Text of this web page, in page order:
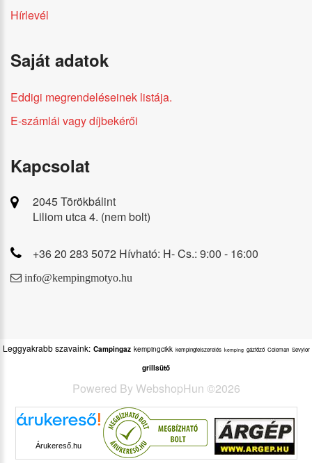
Hírlevél
Saját adatok
Eddigi megrendeléseinek listája.
E-számlái vagy díjbekérői
Kapcsolat
2045 Törökbálint
Liliom utca 4. (nem bolt)
+36 20 283 5072 Hívható: H- Cs.: 9:00 - 16:00
info@kempingmotyo.hu
Leggyakrabb szavaink: Campingaz kempingcikk kempingfelszerelés kemping gázfőző Coleman Sevylor
grillsütő
Powered ByWebshopHun ©2026
Árukereső.hu